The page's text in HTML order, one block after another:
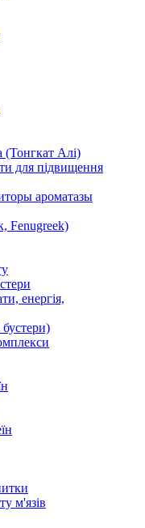
(Тонгкат Алі)
для підвищення
ароматазы
Fenugreek)
енергія,
м'язів